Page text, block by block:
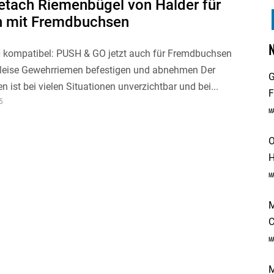
Riemenbügel von Halder für
mit Fremdbuchsen
kompatibel: PUSH & GO jetzt auch für Fremdbuchsen
Gewehrriemen befestigen und abnehmen Der
ist bei vielen Situationen unverzichtbar und bei...